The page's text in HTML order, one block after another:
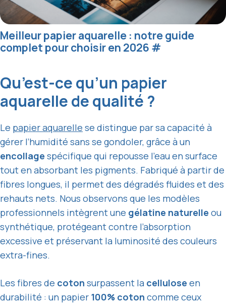
Meilleur papier aquarelle : notre guide
complet pour choisir en 2026 #
Qu’est-ce qu’un papier
aquarelle de qualité ?
Le papier aquarelle se distingue par sa capacité à
gérer l’humidité sans se gondoler, grâce à un
encollage spécifique qui repousse l’eau en surface
tout en absorbant les pigments. Fabriqué à partir de
fibres longues, il permet des dégradés fluides et des
rehauts nets. Nous observons que les modèles
professionnels intègrent une gélatine naturelle ou
synthétique, protégeant contre l’absorption
excessive et préservant la luminosité des couleurs
extra-fines.
Les fibres de coton surpassent la cellulose en
durabilité : un papier 100% coton comme ceux